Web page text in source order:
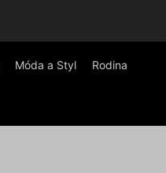
Móda a Styl Rodina